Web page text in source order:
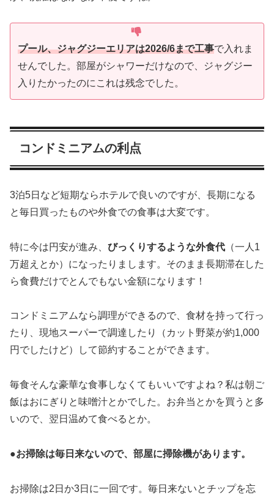
プール、ジャグジーエリアは2026/6まで工事で入れま
せんでした。部屋がシャワーだけなので、ジャグジー
入りたかったのにこれは残念でした。
コンドミニアムの利点
3泊5日など短期ならホテルで良いのですが、長期になる
と毎日買ったものや外食での食事は大変です。
特に今は円安が進み、 びっくりするような外食代 （一人1
万超えとか）になったりまします。そのまま長期滞在した
ら食費だけでとんでもない金額になります！
コンドミニアムなら調理ができるので、食材を持って行っ
たり、現地スーパーで調達したり（カット野菜が約1,000
円でしたけど）して節約することができます。
毎食そんな豪華な食事しなくてもいいですよね？私は朝ご
飯はおにぎりと味噌汁とかでした。お弁当とかを買うと多
いので、翌日温めて食べるとか。
●お掃除は毎日来ないので、部屋に掃除機があります。
お掃除は2日か3日に一回です。毎日来ないとチップを忘